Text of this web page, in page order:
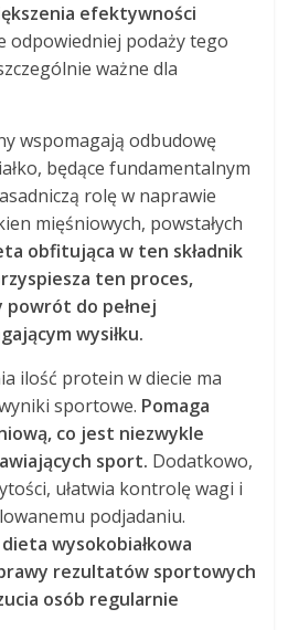
efektywności
odpowiedniej podaży tego
ważne dla
wspomagają odbudowę
będące fundamentalnym
rolę w naprawie
mięśniowych, powstałych
obfitująca w ten składnik
ten proces,
powrót do pełnej
wysiłku.
ilość protein w diecie ma
sportowe. Pomaga
co jest niezwykle
sport. Dodatkowo,
ułatwia kontrolę wagi i
podjadaniu.
dieta wysokobiałkowa
rezultatów sportowych
osób regularnie